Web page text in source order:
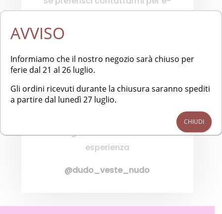
dudovestenudo@gmail.com
META
Instagram e condividi la tua
esperienza
@dudo_veste_nudo
AVVISO
Informiamo che il nostro negozio sarà chiuso per
ferie dal 21 al 26 luglio.
Gli ordini ricevuti durante la chiusura saranno spediti
a partire dal lunedì 27 luglio.
CHIUDI